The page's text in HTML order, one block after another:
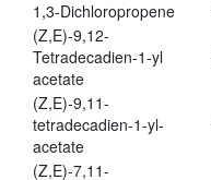
1,3-Dichloropropene
(Z,E)-9,12-
Tetradecadien-1-yl
acetate
(Z,E)-9,11-
tetradecadien-1-yl-
acetate
(Z,E)-7,11-